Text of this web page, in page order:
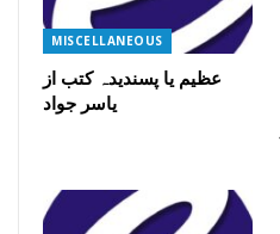
MISCELLANEOUS
عظیم یا پسندیدہ کتب از
یاسر جواد